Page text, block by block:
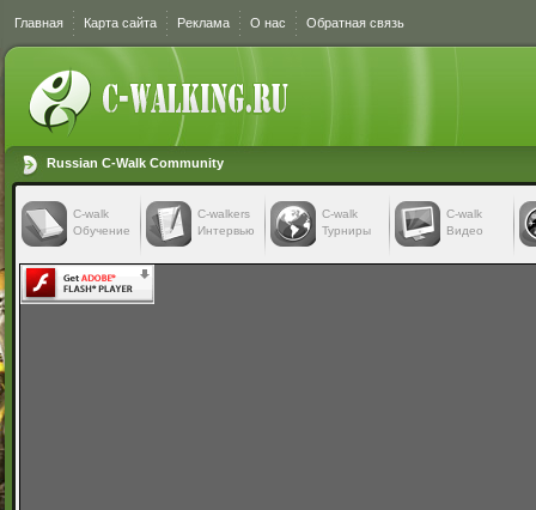
Главная Карта сайта Реклама О нас Обратная связь
Russian C-Walk Community
C-walk
Обучение
C-walkers
Интервью
С-walk
Турниры
С-walk
Видео